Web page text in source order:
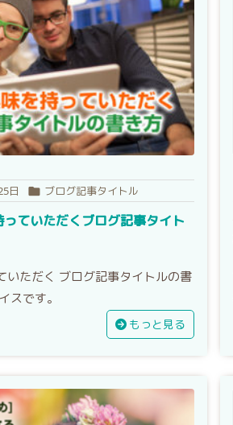
日  ブログ記事タイトル
ていただくブログ記事タイト
いただく ブログ記事タイトルの書
スです。
もっと見る